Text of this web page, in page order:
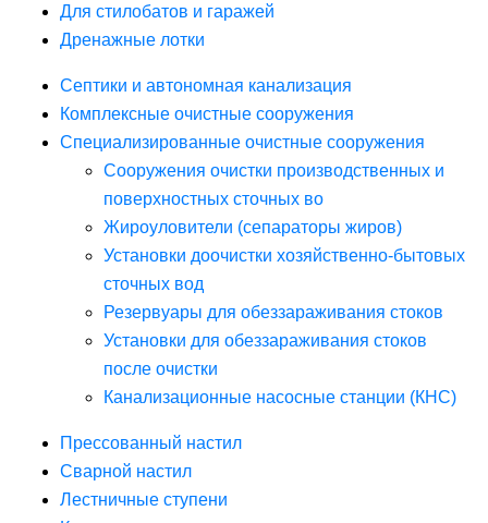
Для стилобатов и гаражей
Дренажные лотки
Септики и автономная канализация
Комплексные очистные сооружения
Специализированные очистные сооружения
Сооружения очистки производственных и
поверхностных сточных во
Жироуловители (сепараторы жиров)
Установки доочистки хозяйственно-бытовых
сточных вод
Резервуары для обеззараживания стоков
Установки для обеззараживания стоков
после очистки
Канализационные насосные станции (КНС)
Прессованный настил
Сварной настил
Лестничные ступени